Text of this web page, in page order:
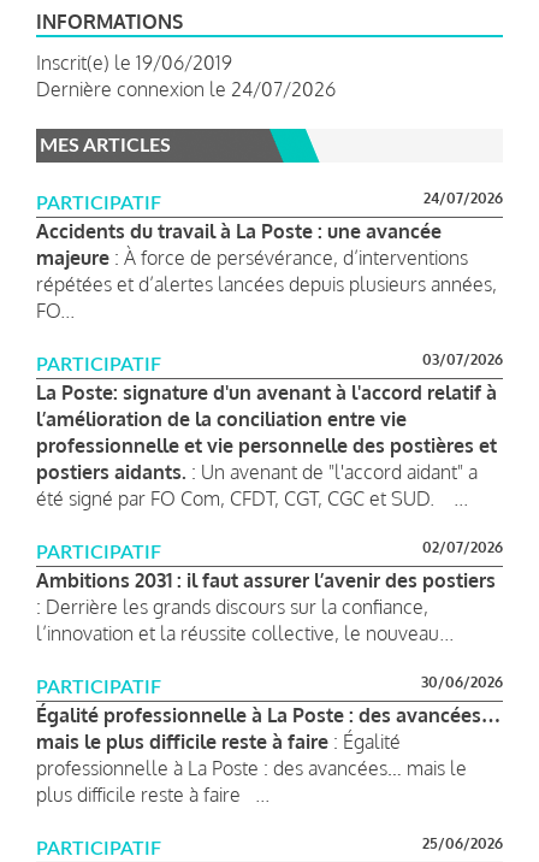
INFORMATIONS
Inscrit(e) le 19/06/2019
Dernière connexion le 24/07/2026
MES ARTICLES
PARTICIPATIF 24/07/2026
Accidents du travail à La Poste : une avancée
majeure : À force de persévérance, d’interventions
répétées et d’alertes lancées depuis plusieurs années,
FO...
PARTICIPATIF 03/07/2026
La Poste: signature d'un avenant à l'accord relatif à
l’amélioration de la conciliation entre vie
professionnelle et vie personnelle des postières et
postiers aidants. : Un avenant de "l'accord aidant" a
été signé par FO Com, CFDT, CGT, CGC et SUD. ...
PARTICIPATIF 02/07/2026
Ambitions 2031 : il faut assurer l’avenir des postiers
: Derrière les grands discours sur la confiance,
l’innovation et la réussite collective, le nouveau...
PARTICIPATIF 30/06/2026
Égalité professionnelle à La Poste : des avancées…
mais le plus difficile reste à faire : Égalité
professionnelle à La Poste : des avancées… mais le
plus difficile reste à faire ...
PARTICIPATIF 25/06/2026